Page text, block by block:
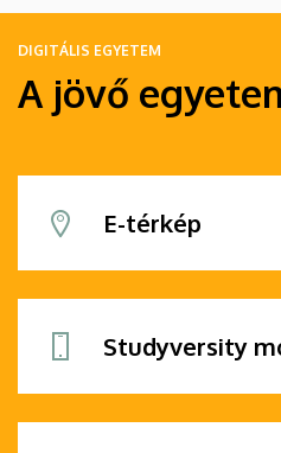
DIGITÁLIS EGYETEM
A jövő
E-térkép
Studyversity